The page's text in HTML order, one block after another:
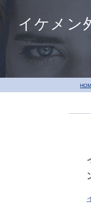
イケメン